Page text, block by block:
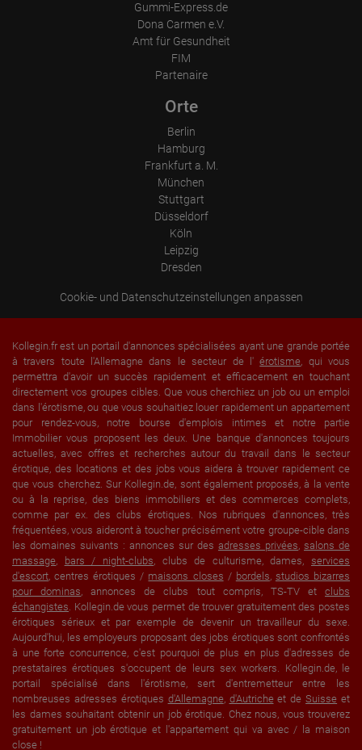
Gummi-Express.de
Dona Carmen e.V.
Amt für Gesundheit
FIM
Partenaire
Orte
Berlin
Hamburg
Frankfurt a. M.
München
Stuttgart
Düsseldorf
Köln
Leipzig
Dresden
Cookie- und Datenschutzeinstellungen anpassen
Kollegin.fr est un portail d'annonces spécialisées ayant une grande portée
à travers toute l'Allemagne dans le secteur de l'érotisme, qui vous
permettra d'avoir un succès rapidement et efficacement en touchant
directement vos groupes cibles. Que vous cherchiez un job ou un emploi
dans l'érotisme, ou que vous souhaitiez louer rapidement un appartement
pour rendez-vous, notre bourse d'emplois intimes et notre partie
Immobilier vous proposent les deux. Une banque d'annonces toujours
actuelles, avec offres et recherches autour du travail dans le secteur
érotique, des locations et des jobs vous aidera à trouver rapidement ce
que vous cherchez. Sur Kollegin.de, sont également proposés, à la vente
ou à la reprise, des biens immobiliers et des commerces complets,
comme par ex. des clubs érotiques. Nos rubriques d'annonces, très
fréquentées, vous aideront à toucher précisément votre groupe-cible dans
les domaines suivants : annonces sur des adresses privées, salons de
massage, bars / night-clubs, clubs de culturisme, dames, services
d'escort, centres érotiques / maisons closes / bordels, studios bizarres
pour dominas, annonces de clubs tout compris, TS-TV etclubs
échangistes. Kollegin.de vous permet de trouver gratuitement des postes
érotiques sérieux et par exemple de devenir un travailleur du sexe.
Aujourd'hui, les employeurs proposant des jobs érotiques sont confrontés
à une forte concurrence, c'est pourquoi de plus en plus d'adresses de
prestataires érotiques s'occupent de leurs sex workers. Kollegin.de, le
portail spécialisé dans l'érotisme, sert d'entremetteur entre les
nombreuses adresses érotiques d'Allemagne, d'Autricheet deSuisse et
les dames souhaitant obtenir un job érotique. Chez nous, vous trouverez
gratuitement un job érotique et l'appartement qui va avec / la maison
close !